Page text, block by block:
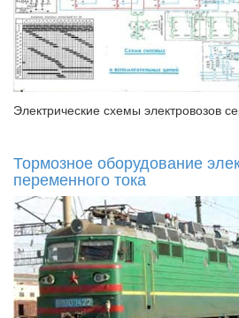
Электрические схемы электровозов
Тормозное оборудование
переменного тока